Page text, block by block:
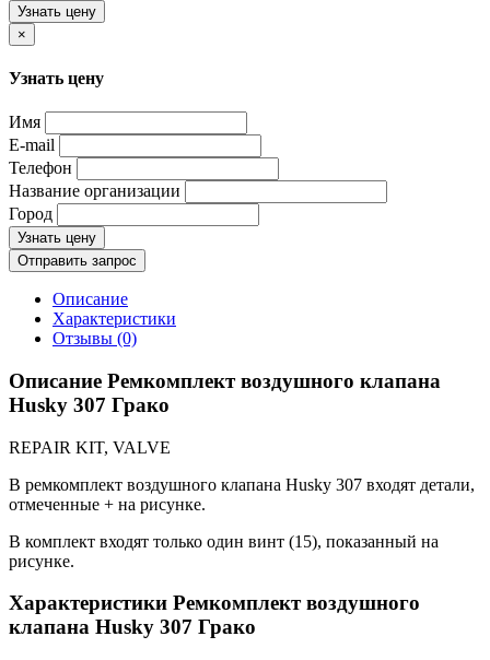
Узнать цену
×
Узнать цену
Имя
E-mail
Телефон
Название организации
Город
Узнать цену
Отправить запрос
Описание
Характеристики
Отзывы (0)
Описание Ремкомплект воздушного клапана
Husky 307 Грако
REPAIR KIT, VALVE
В ремкомплект воздушного клапана Husky 307 входят детали,
отмеченные + на рисунке.
В комплект входят только один винт (15), показанный на
рисунке.
Характеристики Ремкомплект воздушного
клапана Husky 307 Грако